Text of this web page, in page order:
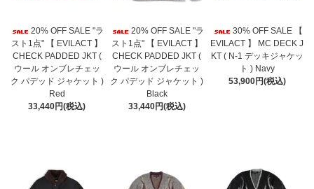
20% OFF SALE "ラ
スト1点" 【 EVILACT 】
CHECK PADDED JKT (
ウール オンブレチェッ
ク パデッド ジャケット )
Red
33,440円(税込)
20% OFF SALE "ラ
スト1点" 【 EVILACT 】
CHECK PADDED JKT (
ウール オンブレチェッ
ク パデッド ジャケット )
Black
33,440円(税込)
30% OFF SALE 【
EVILACT 】 MC DECK J
KT ( N-1 デッキジャケッ
ト ) Navy
53,900円(税込)